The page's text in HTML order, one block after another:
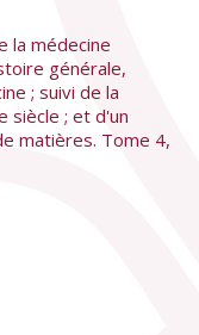
la médecine
générale,
; suivi de la
siècle ; et d'un
matières. Tome 4,